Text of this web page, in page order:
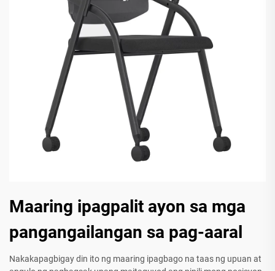
Maaring ipagpalit ayon sa mga
pangangailangan sa pag-aaral
Nakakapagbigay din ito ng maaring ipagbago na taas ng upuan at